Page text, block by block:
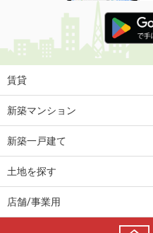
賃貸
新築マンション
新築一戸建て
土地を探す
店舗/事業用